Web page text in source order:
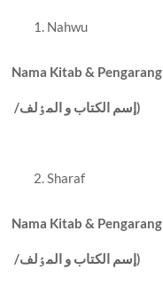
Nahwu
Nama Kitab & Pengarang
/ إسم الکتاب و المٶلف)
Sharaf
Nama Kitab & Pengarang
/ إسم الکتاب و المٶلف)